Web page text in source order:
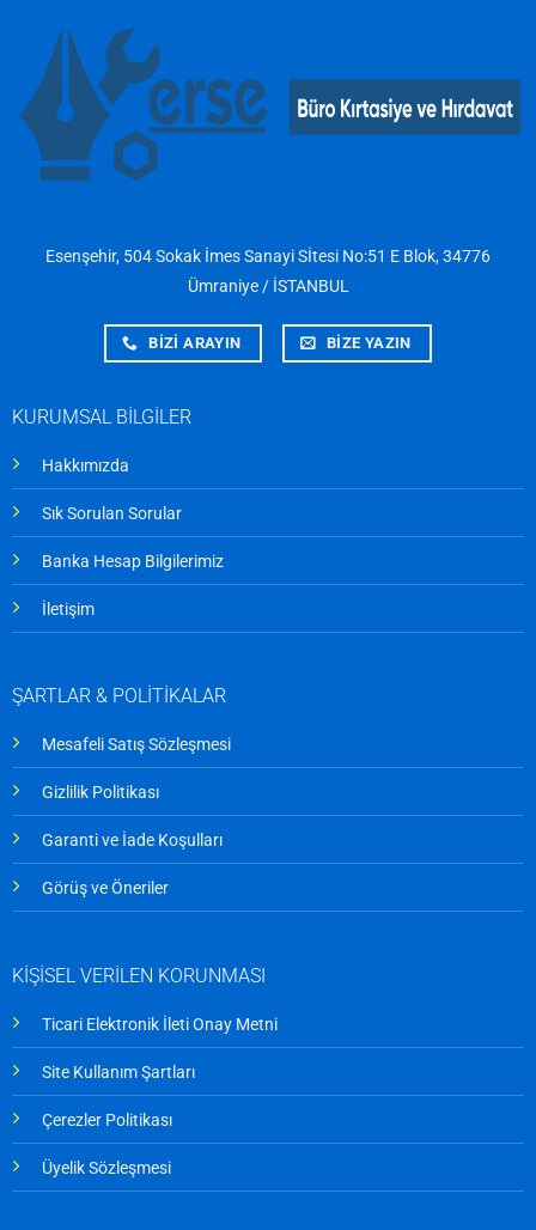
Esenşehir, 504 Sokak İmes Sanayi Sİtesi No:51 E Blok, 34776
Ümraniye / İSTANBUL
BİZİ ARAYIN BİZE YAZIN
KURUMSAL BİLGİLER
Hakkımızda
Sık Sorulan Sorular
Banka Hesap Bilgilerimiz
İletişim
ŞARTLAR & POLİTİKALAR
Mesafeli Satış Sözleşmesi
Gizlilik Politikası
Garanti ve İade Koşulları
Görüş ve Öneriler
KİŞİSEL VERİLEN KORUNMASI
Ticari Elektronik İleti Onay Metni
Site Kullanım Şartları
Çerezler Politikası
Üyelik Sözleşmesi